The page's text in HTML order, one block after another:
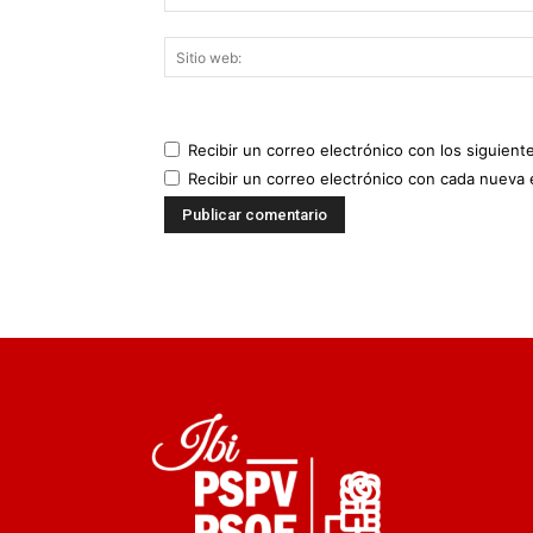
Recibir un correo electrónico con los
Recibir un correo electrónico con cada nueva